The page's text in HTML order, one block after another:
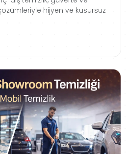
hijyen ve kusursuz